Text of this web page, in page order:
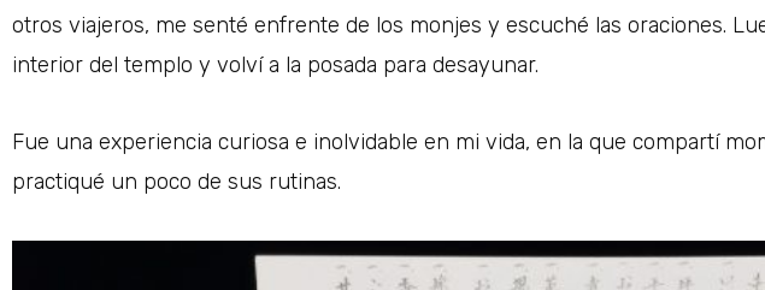
otros viajeros, me senté enfrente de los monjes y escuché las oraciones.
interior del templo y volví a la posada para desayunar.
Fue una experiencia curiosa e inolvidable en mi vida, en la que compartí
practiqué un poco de sus rutinas.